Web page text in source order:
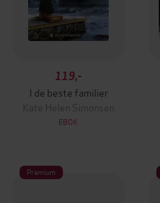
119,-
I de beste familier
Kate Helen Simonsen
EBOK
Premium